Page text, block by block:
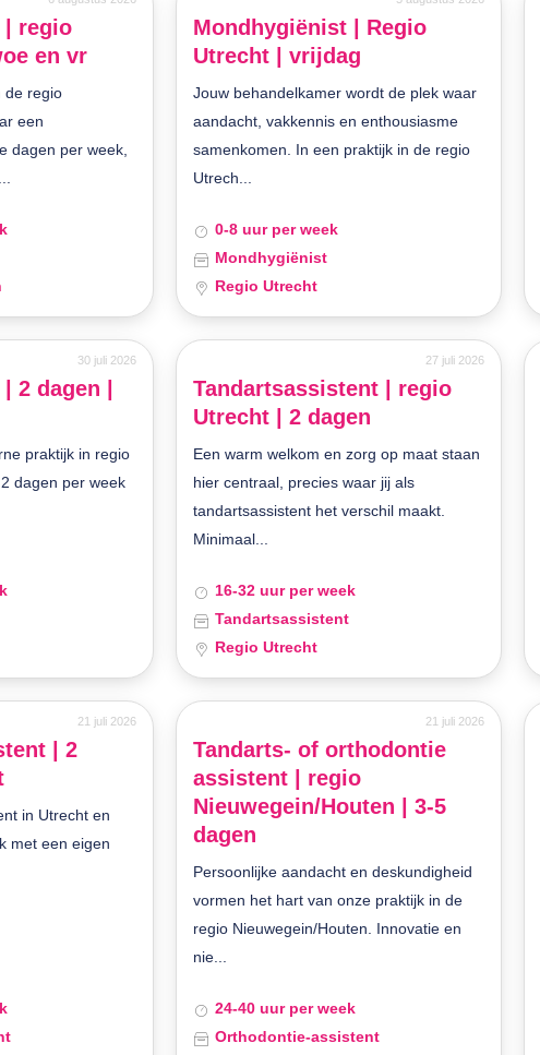
| regio
en vr
de regio
een
dagen per week,
Mondhygiënist | Regio
Utrecht | vrijdag
Jouw behandelkamer wordt de plek waar
aandacht, vakkennis en enthousiasme
samenkomen. In een praktijk in de regio
Utrech...
0-8 uur per week
Mondhygiënist
Regio Utrecht
30 juli 2026
2 dagen |
praktijk in regio
dagen per week
27 juli 2026
Tandartsassistent | regio
Utrecht | 2 dagen
Een warm welkom en zorg op maat staan
hier centraal, precies waar jij als
tandartsassistent het verschil maakt.
Minimaal...
16-32 uur per week
Tandartsassistent
Regio Utrecht
21 juli 2026
| 2
in Utrecht en
met een eigen
21 juli 2026
Tandarts- of orthodontie
assistent | regio
Nieuwegein/Houten | 3-5
dagen
Persoonlijke aandacht en deskundigheid
vormen het hart van onze praktijk in de
regio Nieuwegein/Houten. Innovatie en
nie...
24-40 uur per week
Orthodontie-assistent